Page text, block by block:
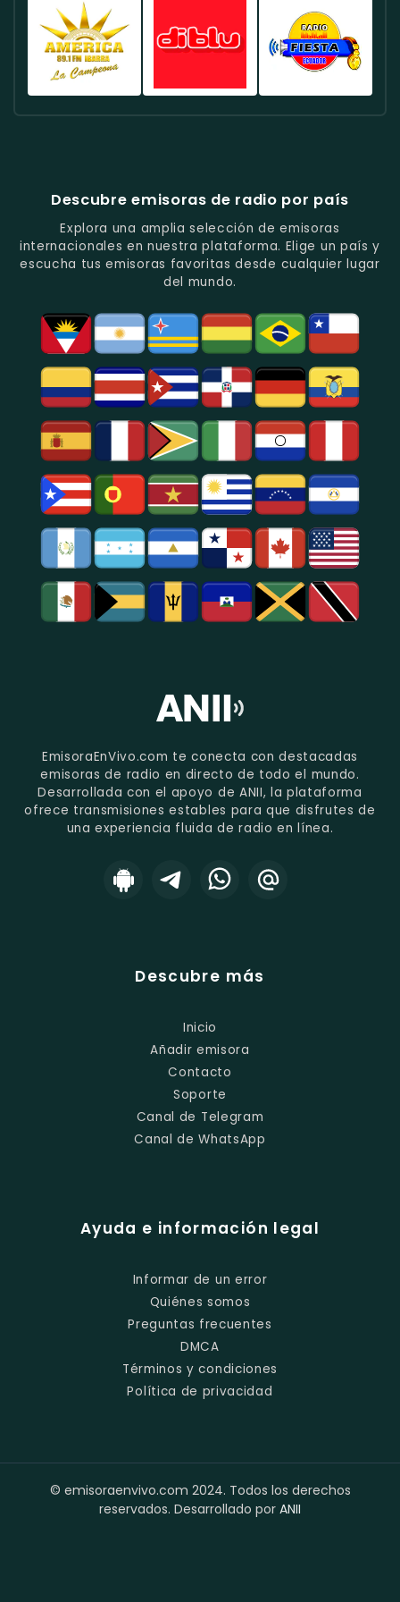
Deportes
Y
Fútbol
Quito.
Actuales
En
Música
Quito.
Canela
Ecuador
Música
Tropical
Ecuador
-
Quito
Ecuador
-
Emisora
Música
Del
Recuerdo
En
Quito.
Estación
De
Los
Deportes
En
Guayaquil.
Populares
Y
Folclore
En
Azogues.
Descubre emisoras de radio por país
Explora una amplia selección de emisoras
internacionales en nuestra plataforma. Elige un país y
escucha tus emisoras favoritas desde cualquier lugar
del mundo.
EmisoraEnVivo.com te conecta con destacadas
emisoras de radio en directo de todo el mundo.
Desarrollada con el apoyo de ANII, la plataforma
ofrece transmisiones estables para que disfrutes de
una experiencia fluida de radio en línea.
Descubre más
Inicio
Añadir emisora
Contacto
Soporte
Canal de Telegram
Canal de WhatsApp
Ayuda e información legal
Informar de un error
Quiénes somos
Preguntas frecuentes
DMCA
Términos y condiciones
Política de privacidad
© emisoraenvivo.com 2024. Todos los derechos
reservados. Desarrollado por ANII